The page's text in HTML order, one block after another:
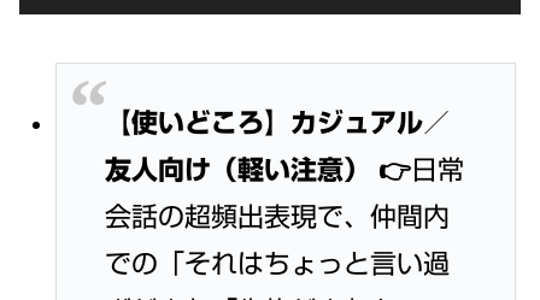
【使いどころ】カジュアル／
友人向け（軽い注意）
👉日常
会話の超頻出表現で、仲間内
での「それはちょっと言い過